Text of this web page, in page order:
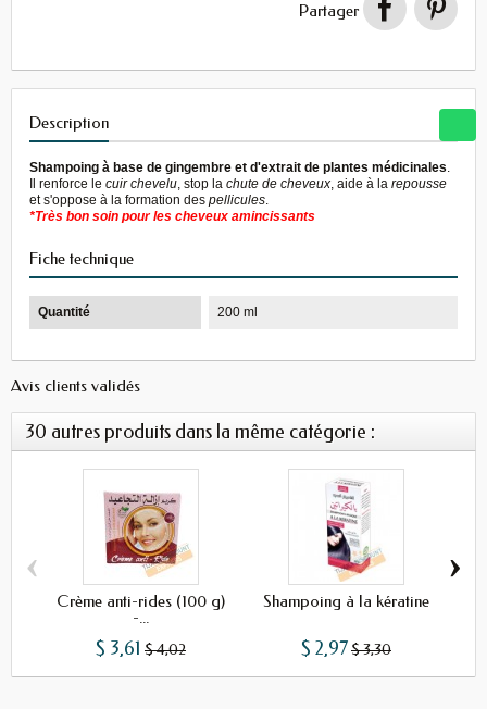
Partager
Description
Shampoing à base de gingembre et d'extrait de plantes médicinales.
Il renforce le cuir chevelu, stop la chute de cheveux, aide à la repousse
et s'oppose à la formation des pellicules.
*Très bon soin pour les cheveux amincissants
Fiche technique
Quantité 200 ml
Avis clients validés
30 autres produits dans la même catégorie :
Crème anti-rides (100 g)
-...
$ 3,61 $ 4,02
Shampoing à la kératine
$ 2,97$ 3,30
‹ ›